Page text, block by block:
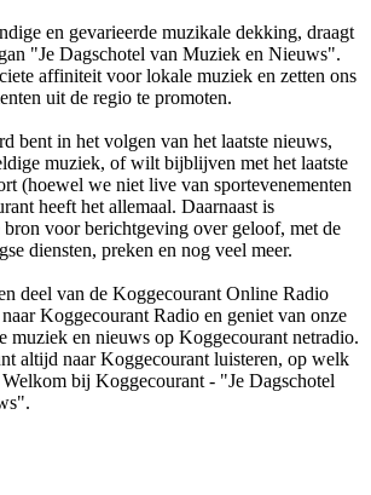
en gevarieerde muzikale dekking, draagt
"Je Dagschotel van Muziek en Nieuws".
affiniteit voor lokale muziek en zetten ons
uit de regio te promoten.
bent in het volgen van het laatste nieuws,
muziek, of wilt bijblijven met het laatste
(hoewel we niet live van sportevenementen
heeft het allemaal. Daarnaast is
voor berichtgeving over geloof, met de
diensten, preken en nog veel meer.
deel van de Koggecourant Online Radio
Koggecourant Radio en geniet van onze
muziek en nieuws op Koggecourant netradio.
altijd naar Koggecourant luisteren, op welk
bij Koggecourant - "Je Dagschotel